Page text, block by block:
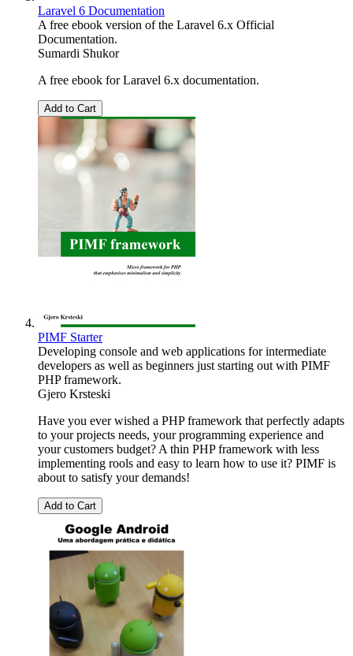
Laravel 6 Documentation
A free ebook version of the Laravel 6.x Official
Documentation.
Sumardi Shukor
A free ebook for Laravel 6.x documentation.
Add to Cart
PIMF Starter
Developing console and web applications for intermediate
developers as well as beginners just starting out with PIMF
PHP framework.
Gjero Krsteski
Have you ever wished a PHP framework that perfectly adapts
to your projects needs, your programming experience and
your customers budget? A thin PHP framework with less
implementing rools and easy to learn how to use it? PIMF is
about to satisfy your demands!
Add to Cart